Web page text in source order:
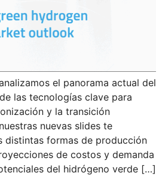
el panorama actual del
las tecnologías clave para
y la transición
nuevas slides te
distintas formas de producción
de costos y demanda
del hidrógeno verde […]